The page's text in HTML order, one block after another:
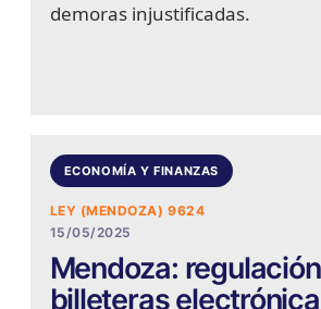
demoras injustificadas.
ECONOMÍA Y FINANZAS
LEY (MENDOZA) 9624
15/05/2025
Mendoza:
billeteras